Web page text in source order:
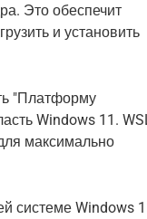
Это обеспечит
и установить
"Платформу
Windows 11.
максимально
системе Windows